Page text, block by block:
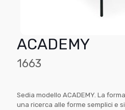
ACADEMY
1663
Sedia modello ACADEMY. La
una ricerca alle forme semplici e